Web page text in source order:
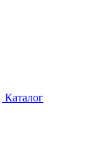
Каталог